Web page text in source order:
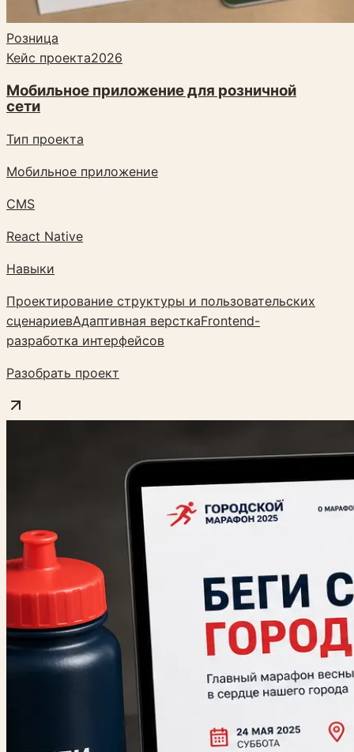
Розница
Кейс проекта2026
Мобильное приложение для розничной
сети
Тип проекта
Мобильное приложение
CMS
React Native
Навыки
Проектирование структуры и пользовательских
сценариевАдаптивная версткаFrontend-
разработка интерфейсов
Разобрать проект